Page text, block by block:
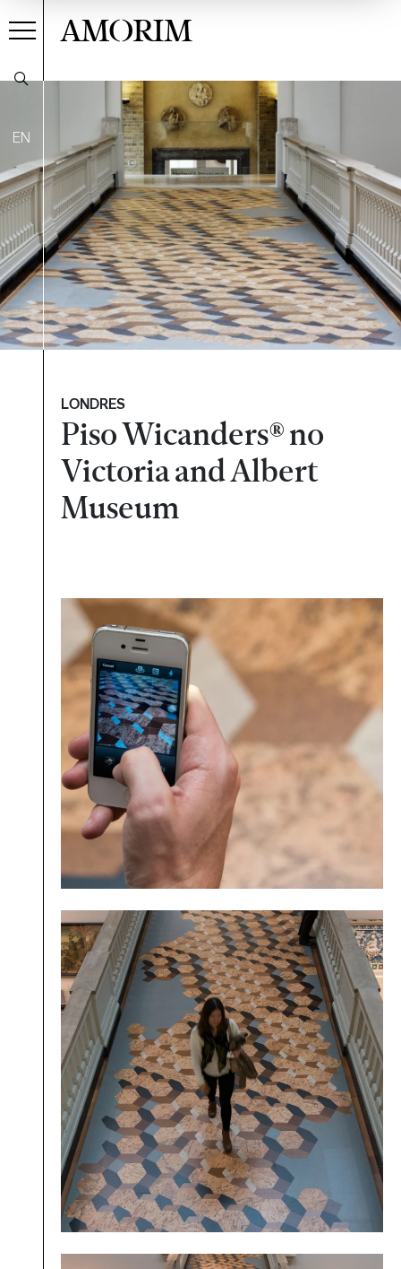
EN
AMORIM
LONDRES
Piso Wicanders® no
Victoria and Albert
Museum